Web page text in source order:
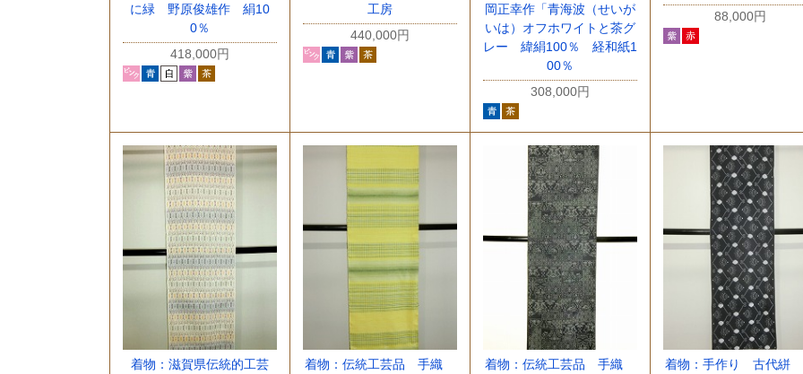
に緑 野原俊雄作 絹10
0％
418,000円
工房
440,000円
岡正幸作「青海波（せいが
いは）オフホワイトと茶グ
レー 緯絹100％ 経和紙1
00％
308,000円
88,000円
着物：滋賀県伝統的工芸
着物：伝統工芸品 手織
着物：伝統工芸品 手織
着物：手作り 古代絣